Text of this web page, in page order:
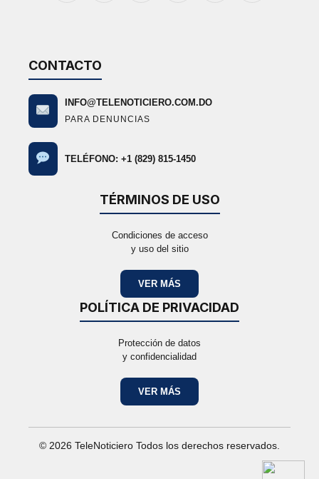
CONTACTO
INFO@TELENOTICIERO.COM.DO
PARA DENUNCIAS
TELÉFONO: +1 (829) 815-1450
TÉRMINOS DE USO
Condiciones de acceso
y uso del sitio
VER MÁS
POLÍTICA DE PRIVACIDAD
Protección de datos
y confidencialidad
VER MÁS
© 2026 TeleNoticiero Todos los derechos reservados.